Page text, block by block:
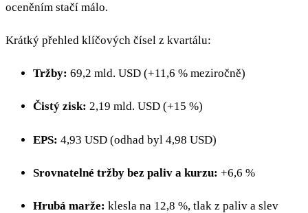
oceněním stačí málo.
Krátký přehled klíčových čísel z kvartálu:
Tržby: 69,2 mld. USD (+11,6 % meziročně)
Čistý zisk: 2,19 mld. USD (+15 %)
EPS: 4,93 USD (odhad byl 4,98 USD)
Srovnatelné tržby bez paliv a kurzu: +6,6 %
Hrubá marže: klesla na 12,8 %, tlak z paliv a slev